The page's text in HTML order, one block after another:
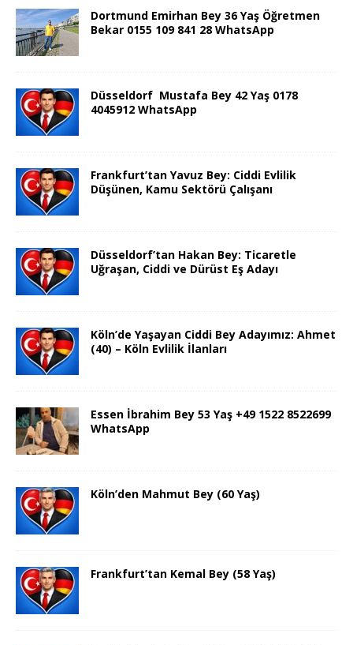
Dortmund Emirhan Bey 36 Yaş Öğretmen
Bekar 0155 109 841 28 WhatsApp
Düsseldorf Mustafa Bey 42 Yaş 0178
4045912 WhatsApp
Frankfurt’tan Yavuz Bey: Ciddi Evlilik
Düşünen, Kamu Sektörü Çalışanı
Düsseldorf’tan Hakan Bey: Ticaretle
Uğraşan, Ciddi ve Dürüst Eş Adayı
Köln’de Yaşayan Ciddi Bey Adayımız: Ahmet
(40) – Köln Evlilik İlanları
Essen İbrahim Bey 53 Yaş +49 1522 8522699
WhatsApp
Köln’den Mahmut Bey (60 Yaş)
Frankfurt’tan Kemal Bey (58 Yaş)